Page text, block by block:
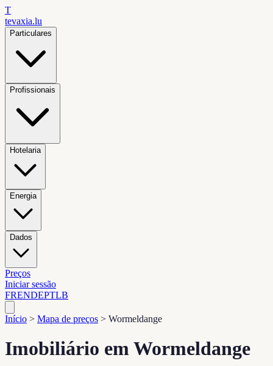
T
tevaxia.lu
Particulares
Profissionais
Hotelaria
Energia
Dados
Preços
Iniciar sessão
FRENDEPTLB
Início > Mapa de preços > Wormeldange
Imobiliário em Wormeldange